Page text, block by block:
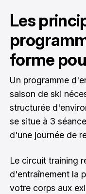
Les
forme
Un programme
saison de ski
structurée
se situe à 3
d'une journée de
Le circuit training
d'entraînement la
votre corps aux